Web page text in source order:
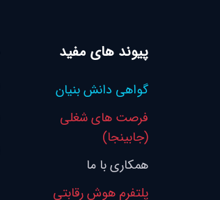
پیوند های مفید
گواهی دانش بنیان
فرصت های شغلی
(جابینجا)
همکاری با ما
پلتفرم هوش رقابتی